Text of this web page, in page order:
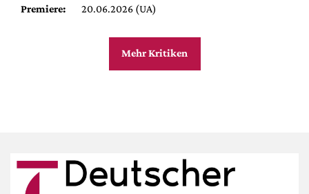
Premiere:
20.06.2026 (UA)
Mehr Kritiken